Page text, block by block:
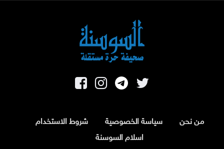
من نحن سياسة الخصوصية
شروط الاستخدام
اسلام السوسنة